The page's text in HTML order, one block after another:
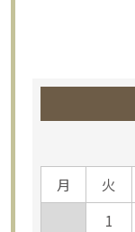
月 火
1